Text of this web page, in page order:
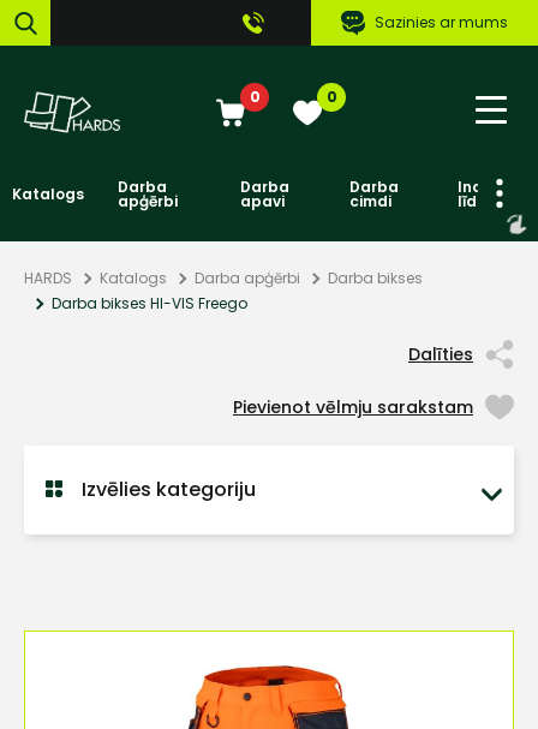
Sazinies ar mums
0 0
Katalogs Darba
apģērbi
Darba
apavi
Darba
cimdi līdzekļi
HARDS Katalogs Darba apģērbi
Darba bikses
Darba bikses HI-VIS Freego
Dalīties
Pievienot vēlmju sarakstam
Izvēlies kategoriju